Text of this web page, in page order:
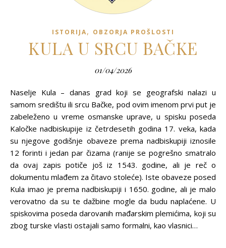
ISTORIJA, OBZORJA PROŠLOSTI
KULA U SRCU BAČKE
01/04/2026
Naselje Kula – danas grad koji se geografski nalazi u
samom središtu ili srcu Bačke, pod ovim imenom prvi put je
zabeleženo u vreme osmanske uprave, u spisku poseda
Kaločke nadbiskupije iz četrdesetih godina 17. veka, kada
su njegove godišnje obaveze prema nadbiskupiji iznosile
12 forinti i jedan par čizama (ranije se pogrešno smatralo
da ovaj zapis potiče još iz 1543. godine, ali je reč o
dokumentu mlađem za čitavo stoleće). Iste obaveze posed
Kula imao je prema nadbiskupiji i 1650. godine, ali je malo
verovatno da su te dažbine mogle da budu naplaćene. U
spiskovima poseda darovanih mađarskim plemićima, koji su
zbog turske vlasti ostajali samo formalni, kao vlasnici…